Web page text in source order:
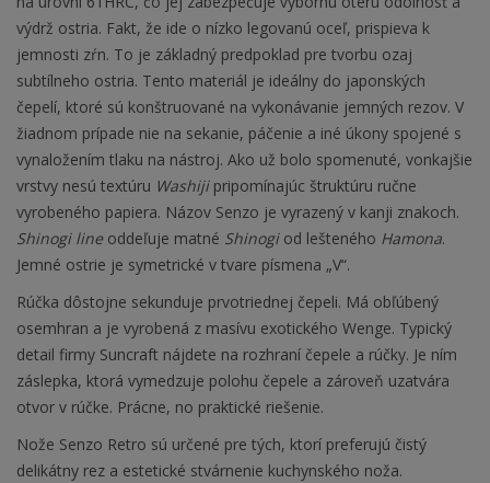
výdrž ostria. Fakt, že ide o nízko legovanú oceľ, prispieva k
jemnosti zŕn. To je základný predpoklad pre tvorbu ozaj
subtílneho ostria. Tento materiál je ideálny do japonských
čepelí, ktoré sú konštruované na vykonávanie jemných rezov. V
žiadnom prípade nie na sekanie, páčenie a iné úkony spojené s
vynaložením tlaku na nástroj. Ako už bolo spomenuté, vonkajšie
vrstvy nesú textúru Washijipripomínajúc štruktúru ručne
vyrobeného papiera. Názov Senzo je vyrazený v kanji znakoch.
Shinogi lineoddeľuje matné Shinogiod lešteného Hamona.
Jemné ostrie je symetrické v tvare písmena „V“.
Rúčka dôstojne sekunduje prvotriednej čepeli. Má obľúbený
osemhran a je vyrobená z masívu exotického Wenge. Typický
detail firmy Suncraft nájdete na rozhraní čepele a rúčky. Je ním
záslepka, ktorá vymedzuje polohu čepele a zároveň uzatvára
otvor v rúčke. Prácne, no praktické riešenie.
Nože Senzo Retro sú určené pre tých, ktorí preferujú čistý
delikátny rez a estetické stvárnenie kuchynského noža.